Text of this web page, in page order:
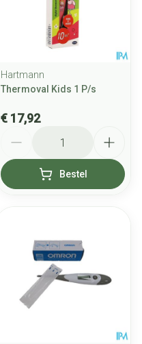
Hartmann
Thermoval Kids 1 P/s
€ 17,92
Bestel